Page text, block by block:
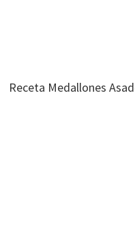
Receta Medallones